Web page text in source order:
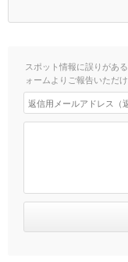
スポット情報に誤りがあ
ォームよりご報告いただけ